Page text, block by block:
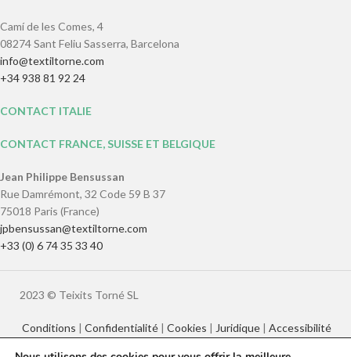
Camí de les Comes, 4
08274 Sant Feliu Sasserra, Barcelona
info@textiltorne.com
+34 938 81 92 24
CONTACT ITALIE
CONTACT FRANCE, SUISSE ET BELGIQUE
Jean Philippe Bensussan
Rue Damrémont, 32 Code 59 B 37
75018 Paris (France)
jpbensussan@textiltorne.com
+33 (0) 6 74 35 33 40
2023 © Teixits Torné SL
Conditions | Confidentialité| Cookies | Juridique| Accessibilité